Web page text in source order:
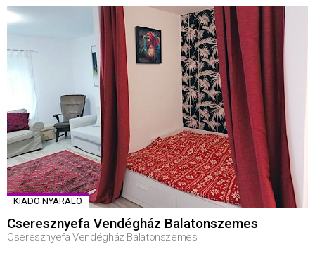
KIADÓ NYARALÓ
Cseresznyefa Vendégház Balatonszemes
Cseresznyefa Vendégház Balatonszemes